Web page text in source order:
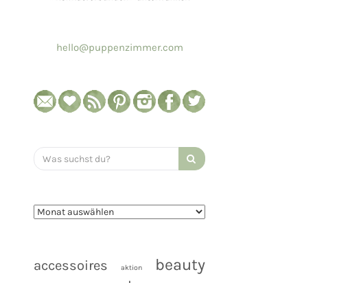
hello@puppenzimmer.com
Search
for:
accessoires aktion beauty